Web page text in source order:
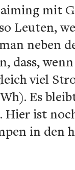
mit
Leuten,
neben
dass,
viel
Es
ist
in den